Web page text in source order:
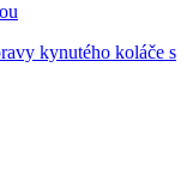
kynutého koláče s